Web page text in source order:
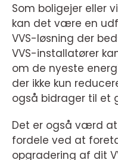
Som boligejer eller
kan det være en
VVS-løsning der
VVS-installatører
om de nyeste
der ikke kun
også bidrager til et
Det er også værd
fordele ved at
opgradering af dit